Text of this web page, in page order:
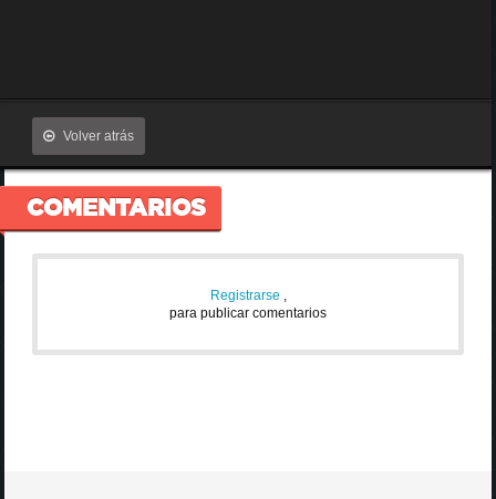
Volver atrás
COMENTARIOS
Registrarse ,
para publicar comentarios